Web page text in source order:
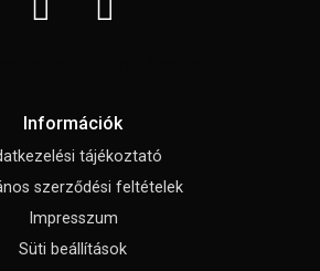
Információk
tájékoztató
szerződési feltételek
Impresszum
Süti beállítások